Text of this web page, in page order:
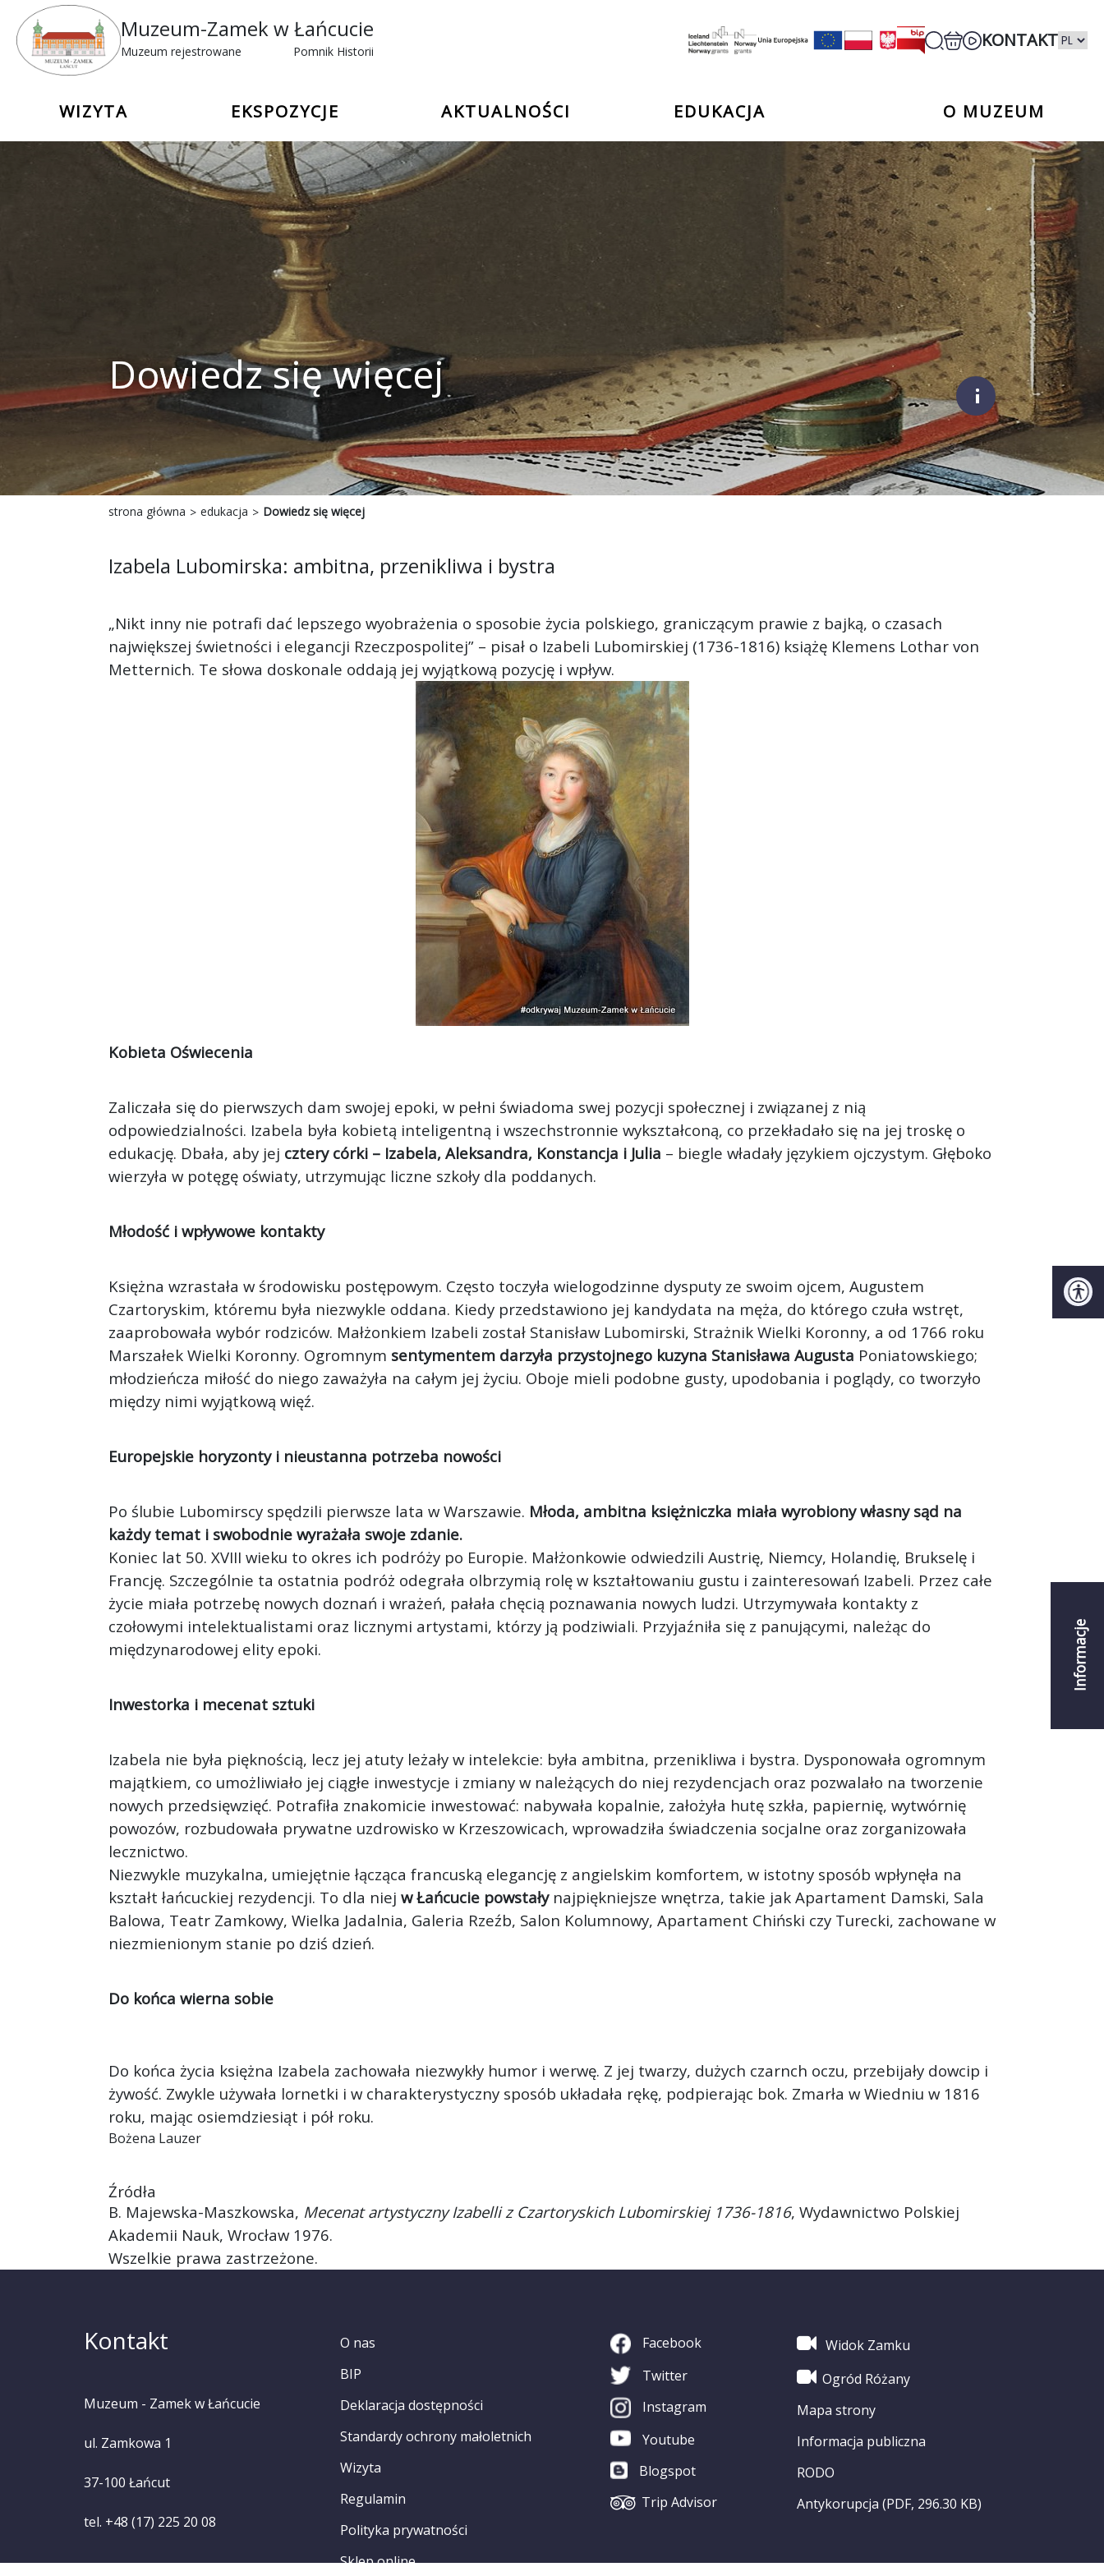
Muzeum-Zamek w Łańcucie
Muzeum rejestrowane Pomnik Historii
KONTAKT
WIZYTA EKSPOZYCJE AKTUALNOŚCI EDUKACJA O MUZEUM
Informacje
Dowiedz się więcej ;
strona główna edukacja Dowiedz się więcej
Izabela Lubomirska: ambitna, przenikliwa i bystra
„Nikt inny nie potrafi dać lepszego wyobrażenia o sposobie życia polskiego, graniczącym prawie z bajką, o czasach
największej świetności i elegancji Rzeczpospolitej” – pisał o Izabeli Lubomirskiej (1736-1816) książę Klemens Lothar von
Metternich. Te słowa doskonale oddają jej wyjątkową pozycję i wpływ.
Kobieta Oświecenia
Zaliczała się do pierwszych dam swojej epoki, w pełni świadoma swej pozycji społecznej i związanej z nią
odpowiedzialności. Izabela była kobietą inteligentną i wszechstronnie wykształconą, co przekładało się na jej troskę o
edukację. Dbała, aby jej cztery córki – Izabela, Aleksandra, Konstancja i Julia – biegle władały językiem ojczystym. Głęboko
wierzyła w potęgę oświaty, utrzymując liczne szkoły dla poddanych.
Młodość i wpływowe kontakty
Księżna wzrastała w środowisku postępowym. Często toczyła wielogodzinne dysputy ze swoim ojcem, Augustem
Czartoryskim, któremu była niezwykle oddana. Kiedy przedstawiono jej kandydata na męża, do którego czuła wstręt,
zaaprobowała wybór rodziców. Małżonkiem Izabeli został Stanisław Lubomirski, Strażnik Wielki Koronny, a od 1766 roku
Marszałek Wielki Koronny. Ogromnym sentymentem darzyła przystojnego kuzyna Stanisława Augusta Poniatowskiego;
młodzieńcza miłość do niego zaważyła na całym jej życiu. Oboje mieli podobne gusty, upodobania i poglądy, co tworzyło
między nimi wyjątkową więź.
Europejskie horyzonty i nieustanna potrzeba nowości
Po ślubie Lubomirscy spędzili pierwsze lata w Warszawie. Młoda, ambitna księżniczka miała wyrobiony własny sąd na
każdy temat i swobodnie wyrażała swoje zdanie.
Koniec lat 50. XVIII wieku to okres ich podróży po Europie. Małżonkowie odwiedzili Austrię, Niemcy, Holandię, Brukselę i
Francję. Szczególnie ta ostatnia podróż odegrała olbrzymią rolę w kształtowaniu gustu i zainteresowań Izabeli. Przez całe
życie miała potrzebę nowych doznań i wrażeń, pałała chęcią poznawania nowych ludzi. Utrzymywała kontakty z
czołowymi intelektualistami oraz licznymi artystami, którzy ją podziwiali. Przyjaźniła się z panującymi, należąc do
międzynarodowej elity epoki.
Inwestorka i mecenat sztuki
Izabela nie była pięknością, lecz jej atuty leżały w intelekcie: była ambitna, przenikliwa i bystra. Dysponowała ogromnym
majątkiem, co umożliwiało jej ciągłe inwestycje i zmiany w należących do niej rezydencjach oraz pozwalało na tworzenie
nowych przedsięwzięć. Potrafiła znakomicie inwestować: nabywała kopalnie, założyła hutę szkła, papiernię, wytwórnię
powozów, rozbudowała prywatne uzdrowisko w Krzeszowicach, wprowadziła świadczenia socjalne oraz zorganizowała
lecznictwo.
Niezwykle muzykalna, umiejętnie łącząca francuską elegancję z angielskim komfortem, w istotny sposób wpłynęła na
kształt łańcuckiej rezydencji. To dla niej w Łańcucie powstałynajpiękniejsze wnętrza, takie jak Apartament Damski, Sala
Balowa, Teatr Zamkowy, Wielka Jadalnia, Galeria Rzeźb, Salon Kolumnowy, Apartament Chiński czy Turecki, zachowane w
niezmienionym stanie po dziś dzień.
Do końca wierna sobie
Do końca życia księżna Izabela zachowała niezwykły humor i werwę. Z jej twarzy, dużych czarnch oczu, przebijały dowcip i
żywość. Zwykle używała lornetki i w charakterystyczny sposób układała rękę, podpierając bok. Zmarła w Wiedniu w 1816
roku, mając osiemdziesiąt i pół roku.
Bożena Lauzer
Źródła
B. Majewska-Maszkowska, Mecenat artystyczny Izabelli z Czartoryskich Lubomirskiej 1736-1816, Wydawnictwo Polskiej
Akademii Nauk, Wrocław 1976.
Wszelkie prawa zastrzeżone.
Kontakt
Muzeum - Zamek w Łańcucie
ul. Zamkowa 1
37-100 Łańcut
tel. +48 (17) 225 20 08
O nas
BIP
Deklaracja dostępności
Standardy ochrony małoletnich
Wizyta
Regulamin
Polityka prywatności
Sklep online
Facebook
Twitter
Instagram
Youtube
Blogspot
Trip Advisor
Widok Zamku
Ogród Różany
Mapa strony
Informacja publiczna
RODO
Antykorupcja (PDF, 296.30 KB)